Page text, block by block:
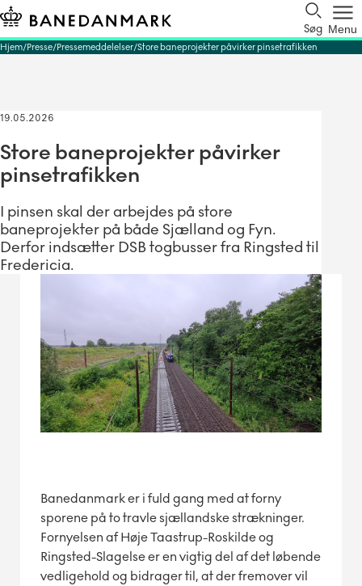
Søg Menu
Hjem Presse Pressemeddelelser Store baneprojekter påvirker pinsetrafikken
19.05.2026
Store baneprojekter påvirker
pinsetrafikken
I pinsen skal der arbejdes på store
baneprojekter på både Sjælland og Fyn.
Derfor indsætter DSB togbusser fra Ringsted til
Fredericia.
Banedanmark er i fuld gang med at forny
sporene på to travle sjællandske strækninger.
Fornyelsen af Høje Taastrup-Roskilde og
Ringsted-Slagelse er en vigtig del af det løbende
vedligehold og bidrager til, at der fremover vil